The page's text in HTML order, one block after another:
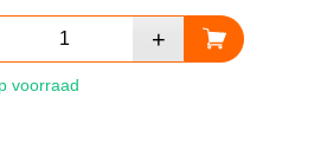
voorraad